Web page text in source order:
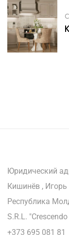
Юридический
Кишинёв ,
Республика
S.R.L.
+373 695 081 81